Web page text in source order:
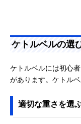
ケトルベルの選
ケトルベルには初心
があります。ケトル
適切な重さを選